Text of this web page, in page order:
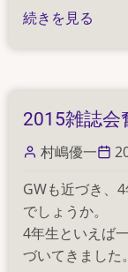
野
ー
グ
杉
本
研
の
続きを見る
2015雑誌
村嶋優一
GWも近づき、
でしょうか。
4年生といえば
づいてきました。